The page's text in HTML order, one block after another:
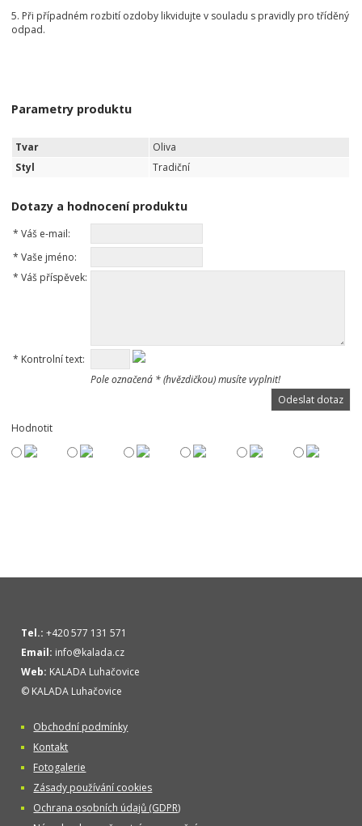
5. Při případném rozbití ozdoby likvidujte v souladu s pravidly pro tříděný
odpad.
Parametry produktu
Tvar
Oliva
Styl
Tradiční
Dotazy a hodnocení produktu
* Váš e-mail:
* Vaše jméno:
* Váš příspěvek:
* Kontrolní text:
Pole označená * (hvězdičkou) musíte vyplnit!
Hodnotit
Tel.: +420 577 131 571
Email: info@kalada.cz
Web: KALADA Luhačovice
© KALADA Luhačovice
Obchodní podmínky
Kontakt
Fotogalerie
Zásady používání cookies
Ochrana osobních údajů (GDPR)